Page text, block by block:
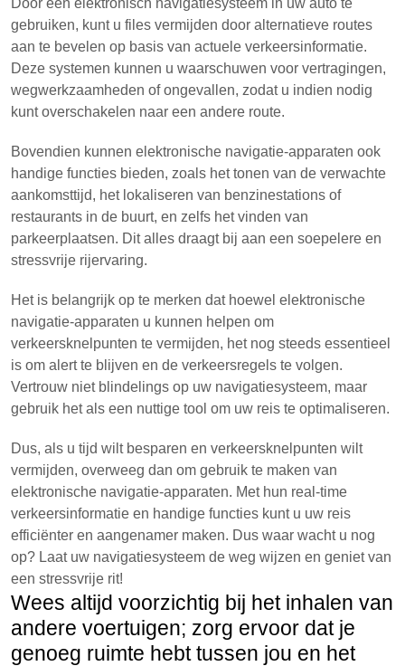
Door een elektronisch navigatiesysteem in uw auto te
gebruiken, kunt u files vermijden door alternatieve routes
aan te bevelen op basis van actuele verkeersinformatie.
Deze systemen kunnen u waarschuwen voor vertragingen,
wegwerkzaamheden of ongevallen, zodat u indien nodig
kunt overschakelen naar een andere route.
Bovendien kunnen elektronische navigatie-apparaten ook
handige functies bieden, zoals het tonen van de verwachte
aankomsttijd, het lokaliseren van benzinestations of
restaurants in de buurt, en zelfs het vinden van
parkeerplaatsen. Dit alles draagt bij aan een soepelere en
stressvrije rijervaring.
Het is belangrijk op te merken dat hoewel elektronische
navigatie-apparaten u kunnen helpen om
verkeersknelpunten te vermijden, het nog steeds essentieel
is om alert te blijven en de verkeersregels te volgen.
Vertrouw niet blindelings op uw navigatiesysteem, maar
gebruik het als een nuttige tool om uw reis te optimaliseren.
Dus, als u tijd wilt besparen en verkeersknelpunten wilt
vermijden, overweeg dan om gebruik te maken van
elektronische navigatie-apparaten. Met hun real-time
verkeersinformatie en handige functies kunt u uw reis
efficiënter en aangenamer maken. Dus waar wacht u nog
op? Laat uw navigatiesysteem de weg wijzen en geniet van
een stressvrije rit!
Wees altijd voorzichtig bij het inhalen van
andere voertuigen; zorg ervoor dat je
genoeg ruimte hebt tussen jou en het